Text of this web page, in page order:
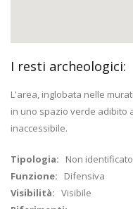
I resti archeologici:
L'area, inglobata nelle
in uno spazio verde adibito
inaccessibile.
Tipologia: Non identificato
Funzione: Difensiva
Visibilità: Visibile